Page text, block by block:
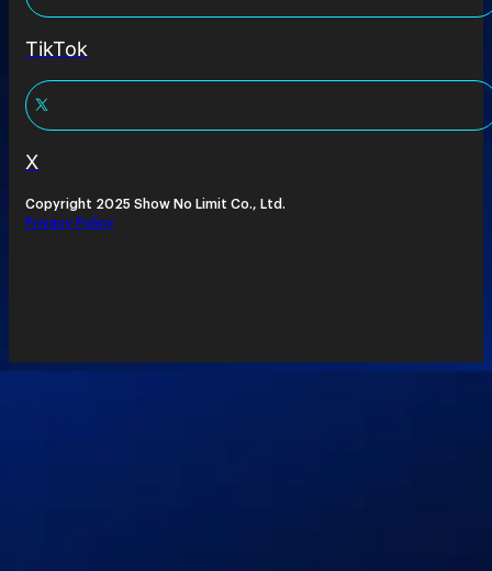
TikTok
X
Copyright 2025 Show No Limit Co., Ltd.
Privacy Policy